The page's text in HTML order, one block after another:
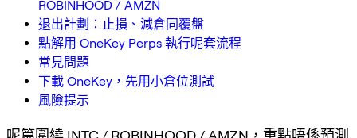
ROBINHOOD / AMZN
退出計劃：止損、減倉同覆盤
點解用 OneKey Perps 執行呢套流程
常見問題
下載 OneKey，先用小倉位測試
風險提示